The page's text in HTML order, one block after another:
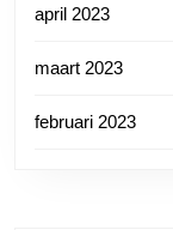
april 2023
maart 2023
februari 2023